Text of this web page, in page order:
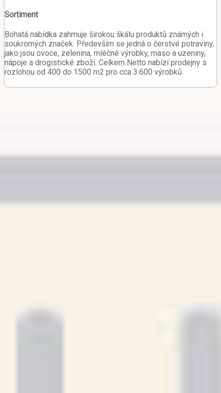
Sortiment
Bohatá nabídka zahrnuje širokou škálu produktů známých i
soukromých značek. Především se jedná o čerstvé potraviny,
jako jsou ovoce, zelenina, mléčné výrobky, maso a uzeniny,
nápoje a drogistické zboží. Celkem Netto nabízí prodejny s
rozlohou od 400 do 1500 m2 pro cca 3.600 výrobků.